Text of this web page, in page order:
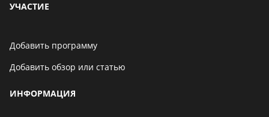
УЧАСТИЕ
Добавить программу
Добавить обзор или статью
ИНФОРМАЦИЯ